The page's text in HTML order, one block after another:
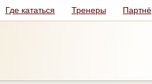
Где кататься Тренеры